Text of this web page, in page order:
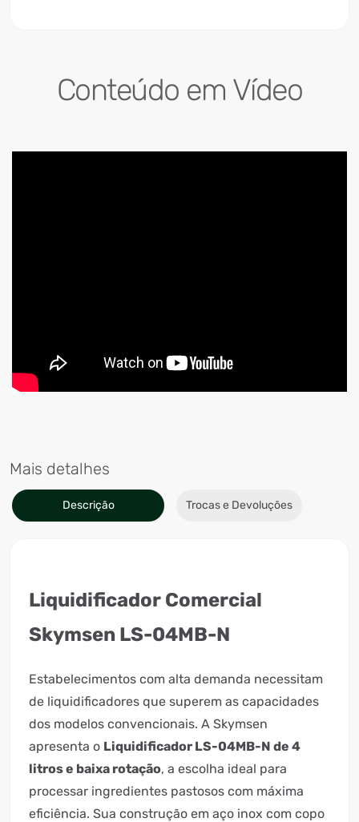
Conteúdo em Vídeo
Mais detalhes
Descrição Trocas e Devoluções
Liquidificador Comercial
Skymsen LS-04MB-N
Estabelecimentos com alta demanda necessitam
de liquidificadores que superem as capacidades
dos modelos convencionais. A Skymsen
apresenta o Liquidificador LS-04MB-N de 4
litros e baixa rotação, a escolha ideal para
processar ingredientes pastosos com máxima
eficiência. Sua construção em aço inox com copo